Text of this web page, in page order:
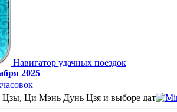
Навигатор удачных поездок
2025
Ци Мэнь Дунь Цзя и выборе дат